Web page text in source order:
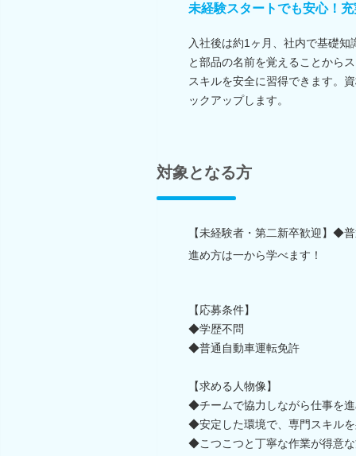
未経験スタートでも安心！
入社後は約1ヶ月、社内で基礎
と部品の名前を覚えることから
スキルを安全に習得できます。
ックアップします。
対象となる方
【未経験者・第二新卒歓迎】◆
進め方は一から学べます！
【応募条件】
◆学歴不問
◆普通自動車運転免許
【求める人物像】
◆チームで協力しながら仕事を
◆安定した環境で、専門スキル
◆こつこつと丁寧な作業が得意